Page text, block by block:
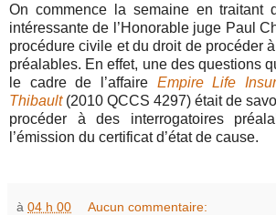
On commence la semaine en traitant
intéressante de l’Honorable juge Paul
procédure civile et du droit de procéder
préalables. En effet, une des questions
le cadre de l’affaire Empire Life
Thibault(2010 QCCS 4297) était de
procéder à des interrogatoires
l’émission du certificat d’état de cause.
à 04 h 00 Aucun commentaire: